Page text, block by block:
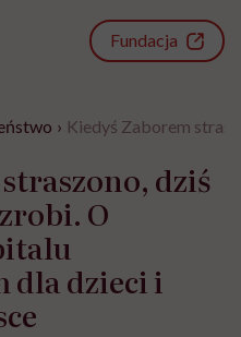
Fundacja
› Kiedyś Zaborem
dziś
O
dla dzieci i